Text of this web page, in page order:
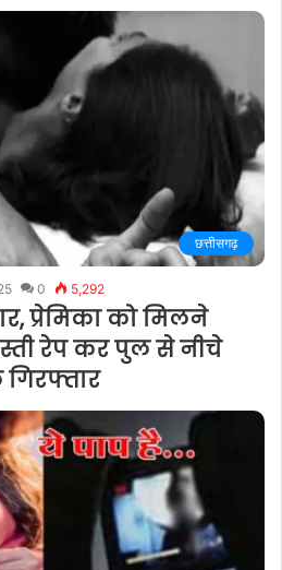
छत्तीसगढ़
0 5,292
प्रेमिका को मिलने
रेप कर पुल से नीचे